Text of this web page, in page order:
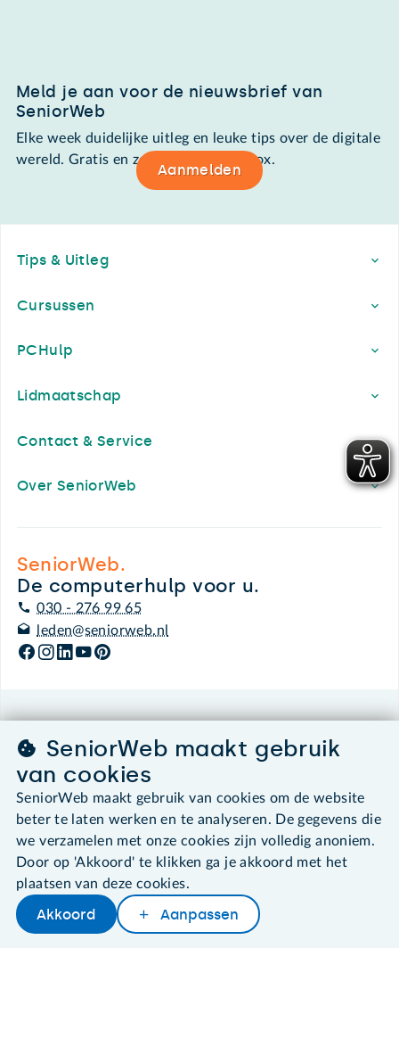
Later lezenDelenWoordenboek
Meld je aan voor de nieuwsbrief van
SeniorWeb
Elke week duidelijke uitleg en leuke tips over de digitale
wereld. Gratis en zomaar in de mailbox.
Aanmelden
Tips & Uitleg
Cursussen
PCHulp
Lidmaatschap
Contact & Service
Over SeniorWeb
SeniorWeb.
De computerhulp voor u.
030 - 276 99 65
leden@seniorweb.nl
Algemene voorwaarden
Cookies en cookie-instellingen
Privacybeleid
About SeniorWeb
SeniorWeb maakt gebruik
van cookies
SeniorWeb maakt gebruik van cookies om de website
beter te laten werken en te analyseren. De gegevens die
we verzamelen met onze cookies zijn volledig anoniem.
Door op 'Akkoord' te klikken ga je akkoord met het
plaatsen van deze cookies.
Akkoord Aanpassen